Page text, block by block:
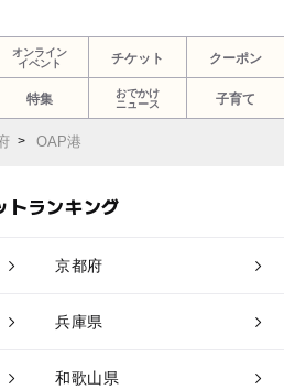
オンライン
イベント
チケット クーポン
特集
おでかけ
ニュース
子育て
OAP港
トランキング
京都府
兵庫県
和歌山県